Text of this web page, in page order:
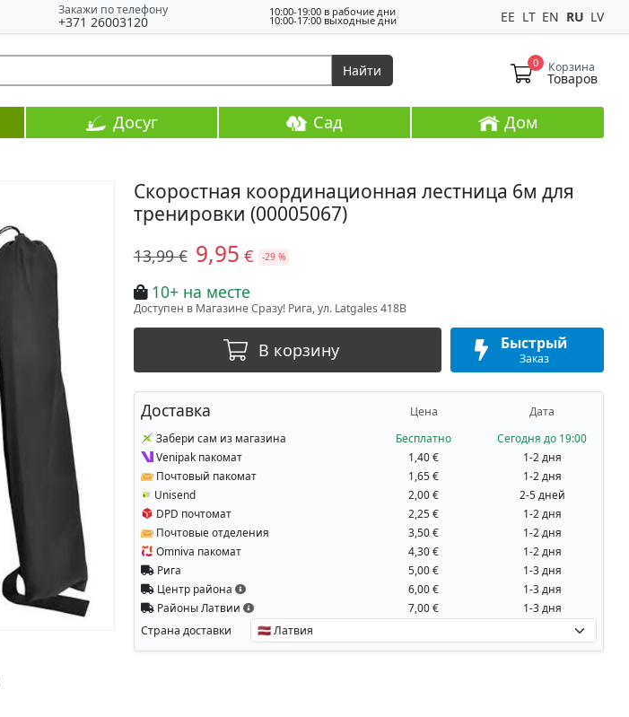
Закажи по телефону
+371 26003120
10:00-19:00 в рабочие дни
10:00-17:00 выходные дни EE LT EN RU LV
0 Корзина
Товаров
Найти
Досуг Сад Дом
Скоростная координационная лестница 6м для
тренировки (00005067)
13,99 € 9,95 € -29 %
10+ на месте
Доступен в Магазине Сразу! Рига, ул. Latgales 418B
В корзину Быстрый
Заказ
Доставка Цена Дата
Забери сам из магазина Бесплатно
Сегодня до 19:00
Venipak пакомат
1,40 €
1-2 дня
Почтовый пакомат
1,65 €
1-2 дня
Unisend
2,00 €
2-5 дней
DPD почтомат
2,25 €
1-2 дня
Почтовые отделения
3,50 €
1-2 дня
Omniva пакомат
4,30 €
1-2 дня
Рига
5,00 €
1-3 дня
Центр района
6,00 €
1-3 дня
Районы Латвии
7,00 € 1-3 дня
Страна доставки